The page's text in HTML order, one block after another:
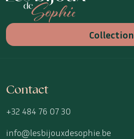
Collection
Contact
+32 484 76 07 30
info@lesbijouxdesophie.be